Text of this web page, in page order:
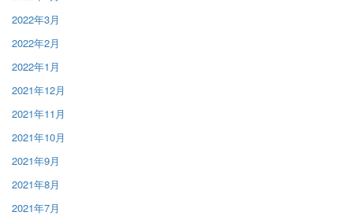
2022年3月
2022年2月
2022年1月
2021年12月
2021年11月
2021年10月
2021年9月
2021年8月
2021年7月